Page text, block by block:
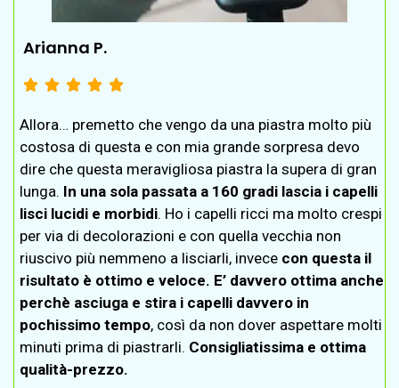
Arianna P.
    
Allora… premetto che vengo da una piastra molto più
costosa di questa e con mia grande sorpresa devo
dire che questa meravigliosa piastra la supera di gran
lunga. In una sola passata a 160 gradi lascia i capelli
lisci lucidi e morbidi. Ho i capelli ricci ma molto crespi
per via di decolorazioni e con quella vecchia non
riuscivo più nemmeno a lisciarli, invece con questa il
risultato è ottimo e veloce. E’ davvero ottima anche
perchè asciuga e stira i capelli davvero in
pochissimo tempo, così da non dover aspettare molti
minuti prima di piastrarli. Consigliatissima e ottima
qualità-prezzo.